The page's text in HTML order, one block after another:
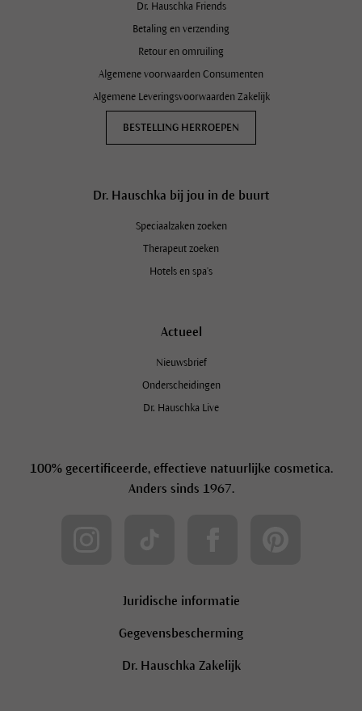
Dr. Hauschka Friends
Betaling en verzending
Retour en omruiling
Algemene voorwaarden Consumenten
Algemene Leveringsvoorwaarden Zakelijk
BESTELLING HERROEPEN
Dr. Hauschka bij jou in de buurt
Speciaalzaken zoeken
Therapeut zoeken
Hotels en spa's
Actueel
Nieuwsbrief
Onderscheidingen
Dr. Hauschka Live
100% gecertificeerde, effectieve natuurlijke cosmetica.
Anders sinds 1967.
Juridische informatie
Gegevensbescherming
Dr. Hauschka Zakelijk